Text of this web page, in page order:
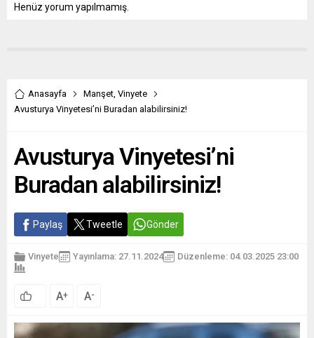
Henüz yorum yapılmamış.
Anasayfa Manşet Vinyete
Avusturya Vinyetesi’ni Buradan alabilirsiniz!
Avusturya Vinyetesi’ni
Buradan alabilirsiniz!
Paylaş Tweetle Gönder
Vinyete Yayınlama: 27.11.2024 Düzenleme: 04.03.2025 23:00
A+ A-